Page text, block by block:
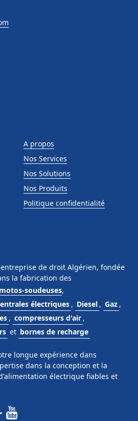
A propos
Nos Services
Nos Solutions
Nos Produits
Politique confidentialité
de droit Algérien, fondée
la fabrication des
motos-soudeuses,
électriques , Diesel , Gaz ,
, compresseurs d'air ,
et bornes de recharge
longue expérience dans
dans la conception et la
électrique fiables et